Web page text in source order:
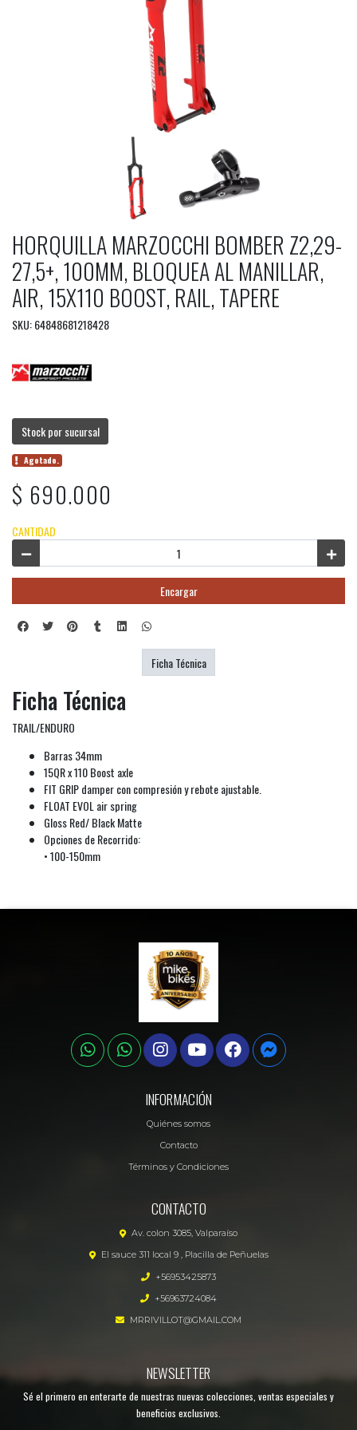
HORQUILLA MARZOCCHI BOMBER Z2,29-
27,5+, 100MM, BLOQUEA AL MANILLAR,
AIR, 15X110 BOOST, RAIL, TAPERE
SKU: 64848681218428
Stock por sucursal
Agotado.
$ 690.000
CANTIDAD
Encargar
Ficha Técnica
TRAIL/ENDURO
Barras 34mm
15QR x 110 Boost axle
FIT GRIP damper con compresión y rebote ajustable.
FLOAT EVOL air spring
Gloss Red/ Black Matte
Opciones de Recorrido:
• 100-150mm
Ficha Técnica
INFORMACIÓN
Quiénes somos
Contacto
Términos y Condiciones
CONTACTO
Av. colon 3085, Valparaíso
El sauce 311 local 9 , Placilla de Peñuelas
+56953425873
+56963724084
MRRIVILLOT@GMAIL.COM
NEWSLETTER
Sé el primero en enterarte de nuestras nuevas colecciones, ventas especiales y
beneficios exclusivos.